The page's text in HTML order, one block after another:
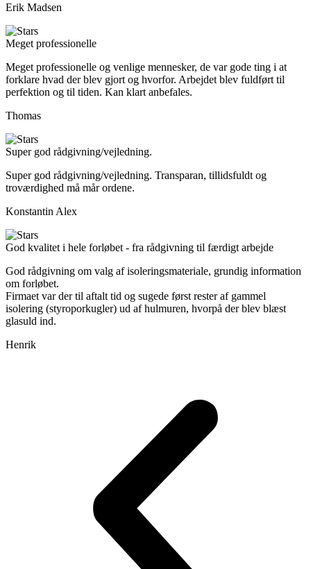
Erik Madsen
Meget professionelle
Meget professionelle og venlige mennesker, de var gode ting i at
forklare hvad der blev gjort og hvorfor. Arbejdet blev fuldført til
perfektion og til tiden. Kan klart anbefales.
Thomas
Super god rådgivning/vejledning.
Super god rådgivning/vejledning. Transparan, tillidsfuldt og
troværdighed må mår ordene.
Konstantin Alex
God kvalitet i hele forløbet - fra rådgivning til færdigt arbejde
God rådgivning om valg af isoleringsmateriale, grundig information
om forløbet.
Firmaet var der til aftalt tid og sugede først rester af gammel
isolering (styroporkugler) ud af hulmuren, hvorpå der blev blæst
glasuld ind.
Henrik